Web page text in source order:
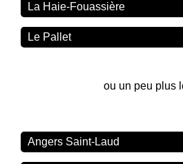
La Haie-Fouassière
Le Pallet
ou un peu plus
Angers Saint-Laud